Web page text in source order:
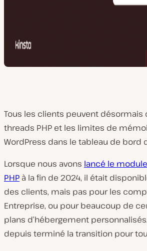
Tous les clients peuvent désormais
threads PHP et les limites de
WordPress dans le tableau de bord
Lorsque nous avons lancé le
PHP à la fin de 2024, il était
des clients, mais pas pour les
Entreprise, ou pour beaucoup de
plans d’hébergement
depuis terminé la transition pour